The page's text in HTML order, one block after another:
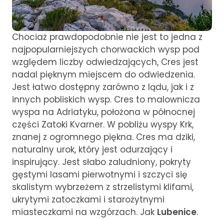
Chociaż prawdopodobnie nie jest to jedna z
najpopularniejszych chorwackich wysp pod
względem liczby odwiedzających, Cres jest
nadal pięknym miejscem do odwiedzenia.
Jest łatwo dostępny zarówno z lądu, jak i z
innych pobliskich wysp. Cres to malownicza
wyspa na Adriatyku, położona w północnej
części Zatoki Kvarner. W pobliżu wyspy Krk,
znanej z ogromnego piękna. Cres ma dziki,
naturalny urok, który jest odurzający i
inspirujący. Jest słabo zaludniony, pokryty
gęstymi lasami pierwotnymi i szczyci się
skalistym wybrzeżem z strzelistymi klifami,
ukrytymi zatoczkami i starożytnymi
miasteczkami na wzgórzach. Jak Lubenice.